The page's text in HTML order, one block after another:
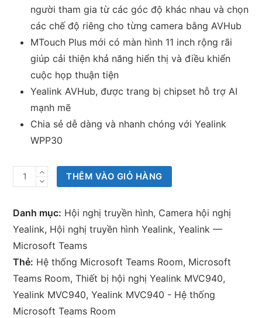
người tham gia từ các góc độ khác nhau và chọn
các chế độ riêng cho từng camera bằng AVHub
MTouch Plus mới có màn hình 11 inch rộng rãi
giúp cải thiện khả năng hiển thị và điều khiển
cuộc họp thuận tiện
Yealink AVHub, được trang bị chipset hỗ trợ AI
mạnh mẽ
Chia sẻ dễ dàng và nhanh chóng với Yealink
WPP30
Yealink
MVC940
-
Hệ
thống
Microsoft
Teams
Room
dành
THÊM VÀO GIỎ HÀNG
Danh mục: Hội nghị truyền hình, Camera hội nghị
Yealink, Hội nghị truyền hình Yealink,Yealink —
Microsoft Teams
Thẻ: Hệ thống Microsoft Teams Room, Microsoft
Teams Room,Thiết bị hội nghị Yealink MVC940,
Yealink MVC940,Yealink MVC940 - Hệ thống
Microsoft Teams Room